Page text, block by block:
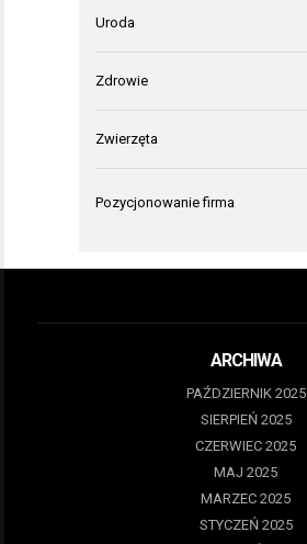
Uroda
Zdrowie
Zwierzęta
Pozycjonowanie firma
ARCHIWA
PAŹDZIERNIK 2025
SIERPIEŃ 2025
CZERWIEC 2025
MAJ 2025
MARZEC 2025
STYCZEŃ 2025